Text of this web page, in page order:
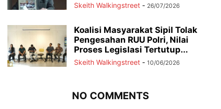
Skeith Walkingstreet - 26/07/2026
Koalisi Masyarakat Sipil Tolak
Pengesahan RUU Polri, Nilai
Proses Legislasi Tertutup...
Skeith Walkingstreet - 10/06/2026
NO COMMENTS